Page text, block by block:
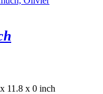
11.8 x 0 inch